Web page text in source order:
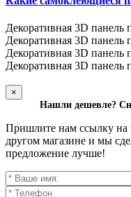
Декоративная 3D
Декоративная 3D
Декоративная 3D
Декоративная 3D панель
×
Нашли дешевле?
Пришлите нам ссылку на
другом магазине и мы
предложение лучше!